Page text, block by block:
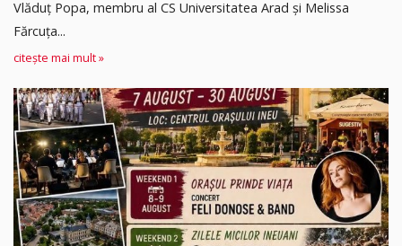
Vlăduț Popa, membru al CS Universitatea Arad și Melissa
Fărcuța...
citește mai mult »